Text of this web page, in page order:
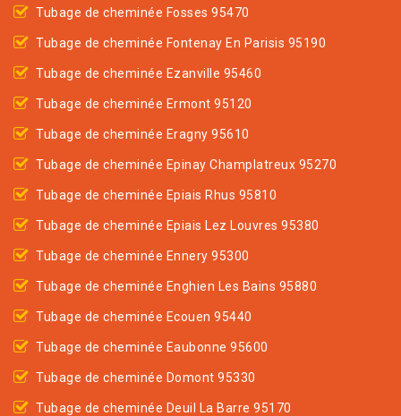
Tubage de cheminée Fosses 95470
Tubage de cheminée Fontenay En Parisis 95190
Tubage de cheminée Ezanville 95460
Tubage de cheminée Ermont 95120
Tubage de cheminée Eragny 95610
Tubage de cheminée Epinay Champlatreux 95270
Tubage de cheminée Epiais Rhus 95810
Tubage de cheminée Epiais Lez Louvres 95380
Tubage de cheminée Ennery 95300
Tubage de cheminée Enghien Les Bains 95880
Tubage de cheminée Ecouen 95440
Tubage de cheminée Eaubonne 95600
Tubage de cheminée Domont 95330
Tubage de cheminée Deuil La Barre 95170